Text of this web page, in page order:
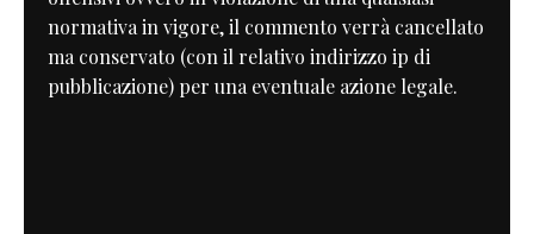
normativa in vigore, il commento verrà cancellato
ma conservato (con il relativo indirizzo ip di
pubblicazione) per una eventuale azione legale.